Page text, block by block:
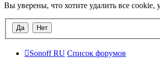
Вы уверены, что хотите удалить все
Sonoff RU Список форумов